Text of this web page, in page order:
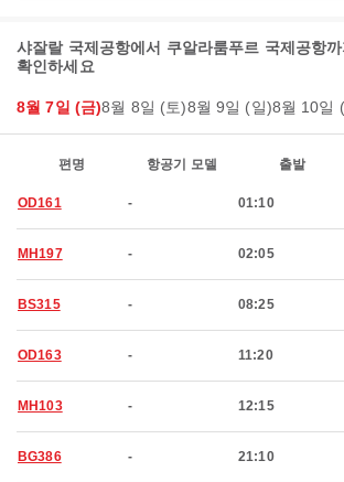
샤잘랄 국제공항에서 쿠알라룸푸르 국제공항
확인하세요
8월 7일 (금)8월 8일 (토)8월 9일 (일)8월 10일
편명 항공기 모델 출발
OD161 - 01:10
MH197 - 02:05
BS315 - 08:25
OD163 - 11:20
MH103 - 12:15
BG386 - 21:10